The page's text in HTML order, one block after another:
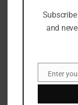
Mantan bintang
and
EmailEnter